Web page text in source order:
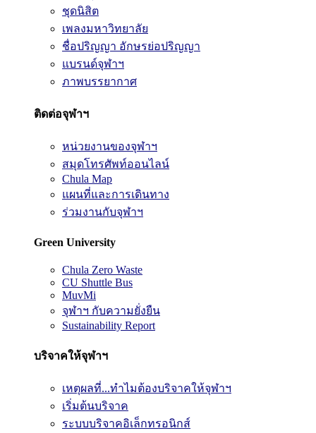
ชุดนิสิต
เพลงมหาวิทยาลัย
ชื่อปริญญา อักษรย่อปริญญา
แบรนด์จุฬาฯ
ภาพบรรยากาศ
ติดต่อจุฬาฯ
หน่วยงานของจุฬาฯ
สมุดโทรศัพท์ออนไลน์
Chula Map
แผนที่และการเดินทาง
ร่วมงานกับจุฬาฯ
Green University
Chula Zero Waste
CU Shuttle Bus
MuvMi
จุฬาฯ กับความยั่งยืน
Sustainability Report
บริจาคให้จุฬาฯ
เหตุผลที่...ทำไมต้องบริจาคให้จุฬาฯ
เริ่มต้นบริจาค
ระบบบริจาคอิเล็กทรอนิกส์